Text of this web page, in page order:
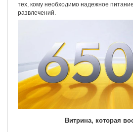
тех, кому необходимо надежное
развлечений.
Витрина, которая